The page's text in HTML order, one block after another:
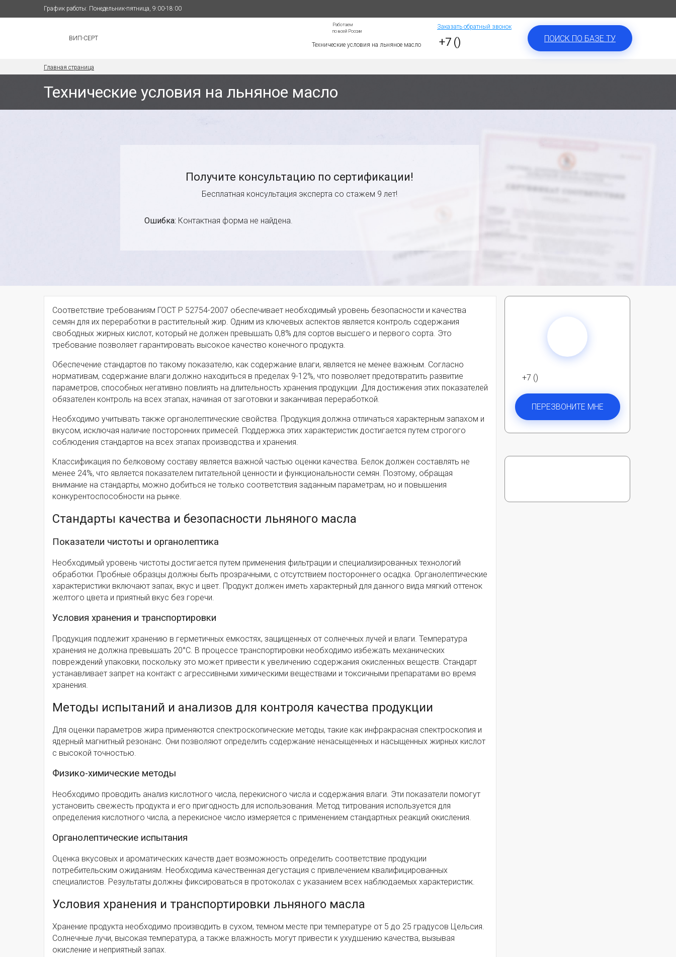
График работы: Понедельник-пятница, 9:00-18:00
ВИП-СЕРТ
Работаем
по всей России
Технические условия на льняное масло
Заказать обратный звонок
+7 () ПОИСК ПО БАЗЕ ТУ
Главная страница
Технические условия на льняное масло
Получите консультацию по сертификации!
Бесплатная консультация эксперта со стажем 9 лет!
Ошибка: Контактная форма не найдена.
Соответствие требованиям ГОСТ Р 52754-2007 обеспечивает необходимый уровень безопасности и качества
семян для их переработки в растительный жир. Одним из ключевых аспектов является контроль содержания
свободных жирных кислот, который не должен превышать 0,8% для сортов высшего и первого сорта. Это
требование позволяет гарантировать высокое качество конечного продукта.
Обеспечение стандартов по такому показателю, как содержание влаги, является не менее важным. Согласно
нормативам, содержание влаги должно находиться в пределах 9-12%, что позволяет предотвратить развитие
параметров, способных негативно повлиять на длительность хранения продукции. Для достижения этих показателей
обязателен контроль на всех этапах, начиная от заготовки и заканчивая переработкой.
Необходимо учитывать также органолептические свойства. Продукция должна отличаться характерным запахом и
вкусом, исключая наличие посторонних примесей. Поддержка этих характеристик достигается путем строгого
соблюдения стандартов на всех этапах производства и хранения.
Классификация по белковому составу является важной частью оценки качества. Белок должен составлять не
менее 24%, что является показателем питательной ценности и функциональности семян. Поэтому, обращая
внимание на стандарты, можно добиться не только соответствия заданным параметрам, но и повышения
конкурентоспособности на рынке.
Стандарты качества и безопасности льняного масла
Показатели чистоты и органолептика
Необходимый уровень чистоты достигается путем применения фильтрации и специализированных технологий
обработки. Пробные образцы должны быть прозрачными, с отсутствием постороннего осадка. Органолептические
характеристики включают запах, вкус и цвет. Продукт должен иметь характерный для данного вида мягкий оттенок
желтого цвета и приятный вкус без горечи.
Условия хранения и транспортировки
Продукция подлежит хранению в герметичных емкостях, защищенных от солнечных лучей и влаги. Температура
хранения не должна превышать 20°C. В процессе транспортировки необходимо избежать механических
повреждений упаковки, поскольку это может привести к увеличению содержания окисленных веществ. Стандарт
устанавливает запрет на контакт с агрессивными химическими веществами и токсичными препаратами во время
хранения.
Методы испытаний и анализов для контроля качества продукции
Для оценки параметров жира применяются спектроскопические методы, такие как инфракрасная спектроскопия и
ядерный магнитный резонанс. Они позволяют определить содержание ненасыщенных и насыщенных жирных кислот
с высокой точностью.
Физико-химические методы
Необходимо проводить анализ кислотного числа, перекисного числа и содержания влаги. Эти показатели помогут
установить свежесть продукта и его пригодность для использования. Метод титрования используется для
определения кислотного числа, а перекисное число измеряется с применением стандартных реакций окисления.
Органолептические испытания
Оценка вкусовых и ароматических качеств дает возможность определить соответствие продукции
потребительским ожиданиям. Необходима качественная дегустация с привлечением квалифицированных
специалистов. Результаты должны фиксироваться в протоколах с указанием всех наблюдаемых характеристик.
Условия хранения и транспортировки льняного масла
Хранение продукта необходимо производить в сухом, темном месте при температуре от 5 до 25 градусов Цельсия.
Солнечные лучи, высокая температура, а также влажность могут привести к ухудшению качества, вызывая
окисление и неприятный запах.
+7 ()
ПЕРЕЗВОНИТЕ МНЕ